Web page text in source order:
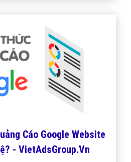
Cáo Google Website
- VietAdsGroup.Vn